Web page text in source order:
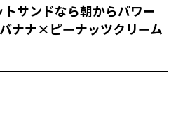
サンドなら朝からパワー
ナナ×ピーナッツクリーム